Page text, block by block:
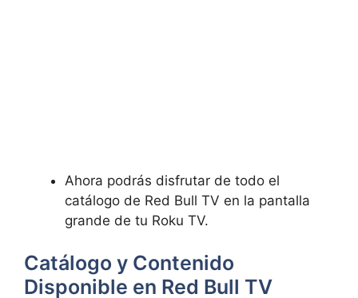
Ahora podrás disfrutar de todo el
catálogo de Red Bull TV en la pantalla
grande de tu Roku TV.
Catálogo y Contenido
Disponible en Red Bull TV